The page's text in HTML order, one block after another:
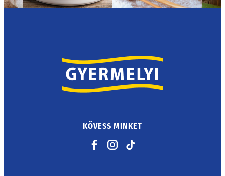
KÖVESS MINKET
Facebook Instagram TikTok